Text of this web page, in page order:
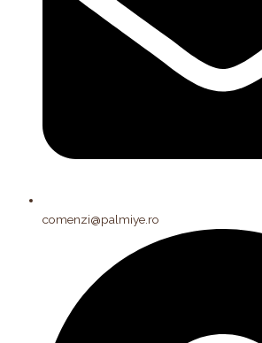
comenzi@palmiye.ro